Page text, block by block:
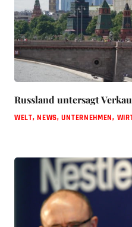
Russland untersagt
WELT,NEWS,UNTERNEHMEN,